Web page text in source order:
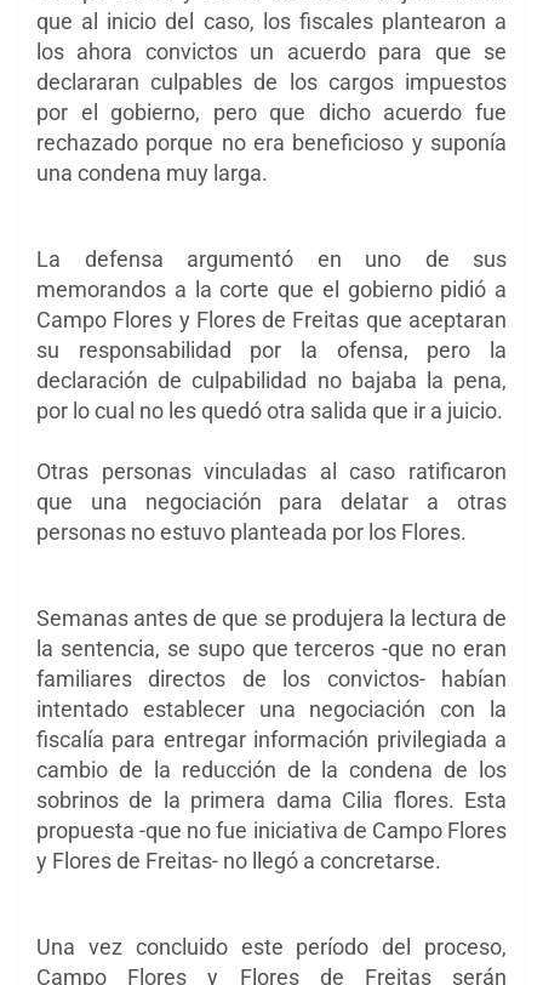
que al inicio del caso, los fiscales plantearon a
los ahora convictos un acuerdo para que se
declararan culpables de los cargos impuestos
por el gobierno, pero que dicho acuerdo fue
rechazado porque no era beneficioso y suponía
una condena muy larga.
La defensa argumentó en uno de sus
memorandos a la corte que el gobierno pidió a
Campo Flores y Flores de Freitas que aceptaran
su responsabilidad por la ofensa, pero la
declaración de culpabilidad no bajaba la pena,
por lo cual no les quedó otra salida que ir a juicio.
Otras personas vinculadas al caso ratificaron
que una negociación para delatar a otras
personas no estuvo planteada por los Flores.
Semanas antes de que se produjera la lectura de
la sentencia, se supo que terceros -que no eran
familiares directos de los convictos- habían
intentado establecer una negociación con la
fiscalía para entregar información privilegiada a
cambio de la reducción de la condena de los
sobrinos de la primera dama Cilia flores. Esta
propuesta -que no fue iniciativa de Campo Flores
y Flores de Freitas- no llegó a concretarse.
Una vez concluido este período del proceso,
Campo Flores y Flores de Freitas serán